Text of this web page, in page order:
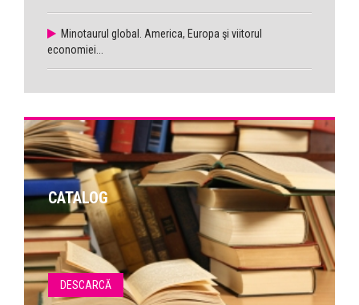
Minotaurul global. America, Europa şi viitorul
economiei...
CATALOG
DESCARCĂ